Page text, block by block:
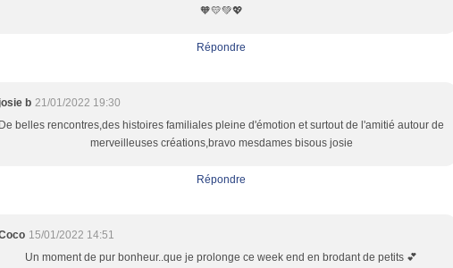
🧡💛💚💖
Répondre
b 21/01/2022 19:30
belles rencontres,des histoires familiales pleine d'émotion et surtout de l'amitié autour de
merveilleuses créations,bravo mesdames bisous josie
Répondre
15/01/2022 14:51
Un moment de pur bonheur..que je prolonge ce week end en brodant de petits 💕